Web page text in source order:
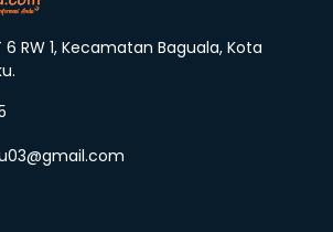
6 RW 1, Kecamatan Baguala, Kota